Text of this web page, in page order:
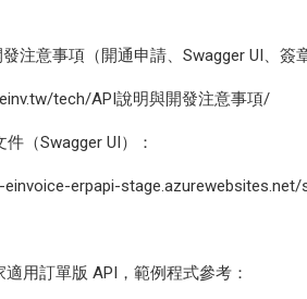
注意事項（開通申請、Swagger UI、簽
tech/API說明與開發注意事項/
（Swagger UI）：
erpapi-
用訂單版 API，範例程式參考：